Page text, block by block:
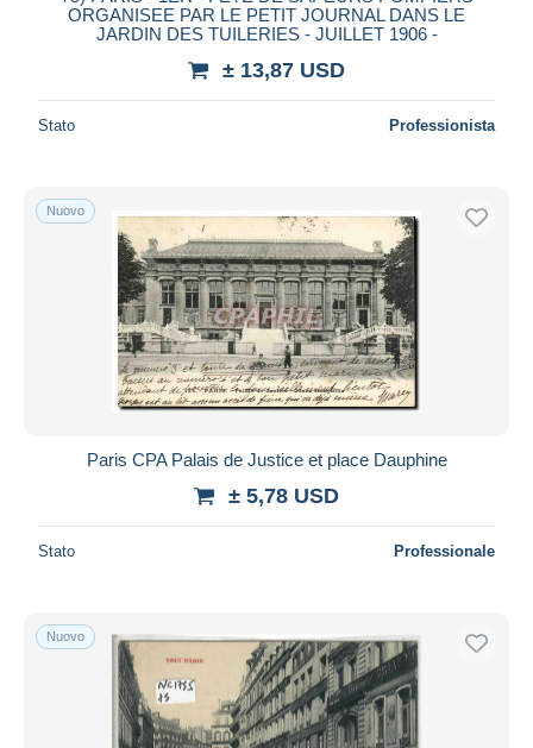
ORGANISEE PAR LE PETIT JOURNAL DANS LE
JARDIN DES TUILERIES - JUILLET 1906 -
± 13,87 USD
Stato Professionista
Nuovo
Paris CPA Palais de Justice et place Dauphine
± 5,78 USD
Stato Professionale
Nuovo